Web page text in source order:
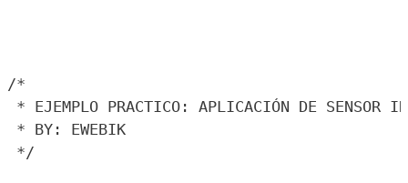
/*
* EJEMPLO PRACTICO: APLICACIÓN DE SENSOR
* BY: EWEBIK
*/